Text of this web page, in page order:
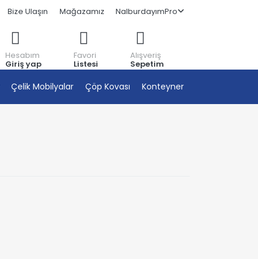
Bize Ulaşın Mağazamız NalburdayımPro
Hesabım
Giriş yap
Favori
Listesi
Alışveriş
Sepetim
Çelik Mobilyalar Çöp Kovası Konteyner